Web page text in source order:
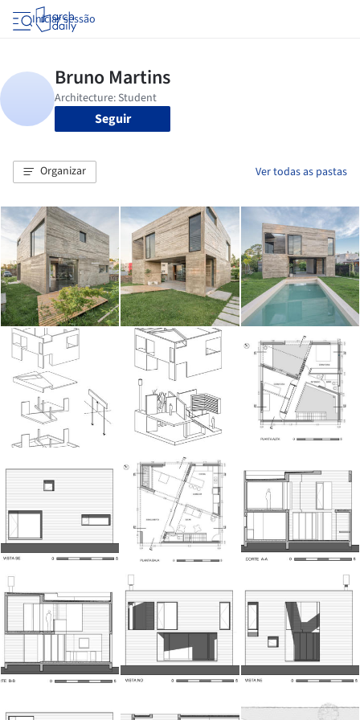
Iniciar sessão
Seguir
Organizar Ver todas as pastas